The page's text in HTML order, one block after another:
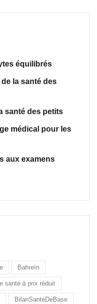
équilibrés
la santé des
santé des petits
médical pour les
aux examens
Bahreïn
santé à prix réduit
BilanSantéDeBase